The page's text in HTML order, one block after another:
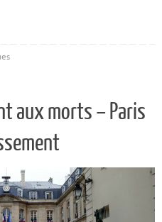
aux morts – Paris